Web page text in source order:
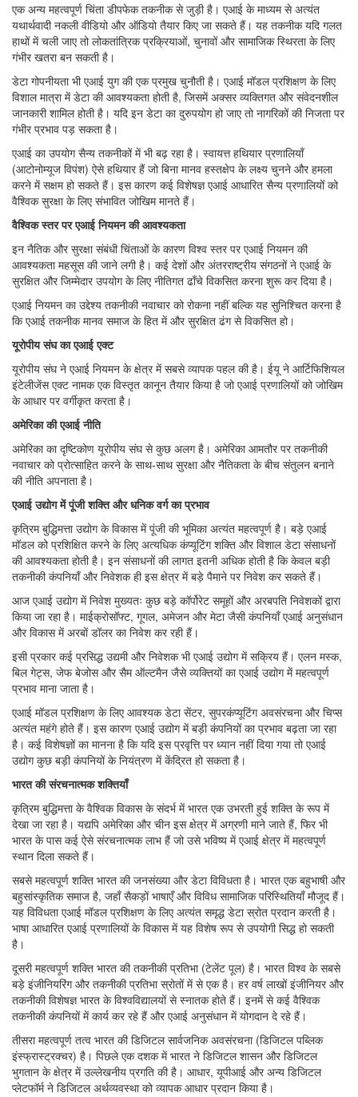
एक अन्य महत्वपूर्ण चिंता डीपफेक तकनीक से जुड़ी है। एआई के माध्यम से अत्यंत
यथार्थवादी नकली वीडियो और ऑडियो तैयार किए जा सकते हैं। यह तकनीक यदि गलत
हाथों में चली जाए तो लोकतांत्रिक प्रक्रियाओं, चुनावों और सामाजिक स्थिरता के लिए
गंभीर खतरा बन सकती है।
डेटा गोपनीयता भी एआई युग की एक प्रमुख चुनौती है। एआई मॉडल प्रशिक्षण के लिए
विशाल मात्रा में डेटा की आवश्यकता होती है, जिसमें अक्सर व्यक्तिगत और संवेदनशील
जानकारी शामिल होती है। यदि इन डेटा का दुरुपयोग हो जाए तो नागरिकों की निजता पर
गंभीर प्रभाव पड़ सकता है।
एआई का उपयोग सैन्य तकनीकों में भी बढ़ रहा है। स्वायत्त हथियार प्रणालियाँ
(आटोनोम्यूज विपंश) ऐसे हथियार हैं जो बिना मानव हस्तक्षेप के लक्ष्य चुनने और हमला
करने में सक्षम हो सकते हैं। इस कारण कई विशेषज्ञ एआई आधारित सैन्य प्रणालियों को
वैश्विक सुरक्षा के लिए संभावित जोखिम मानते हैं।
वैश्विक स्तर पर एआई नियमन की आवश्यकता
इन नैतिक और सुरक्षा संबंधी चिंताओं के कारण विश्व स्तर पर एआई नियमन की
आवश्यकता महसूस की जाने लगी है। कई देशों और अंतरराष्ट्रीय संगठनों ने एआई के
सुरक्षित और जिम्मेदार उपयोग के लिए नीतिगत ढाँचे विकसित करना शुरू कर दिया है।
एआई नियमन का उद्देश्य तकनीकी नवाचार को रोकना नहीं बल्कि यह सुनिश्चित करना है
कि एआई तकनीक मानव समाज के हित में और सुरक्षित ढंग से विकसित हो।
यूरोपीय संघ का एआई एक्ट
यूरोपीय संघ ने एआई नियमन के क्षेत्र में सबसे व्यापक पहल की है। ईयू ने आर्टिफिशियल
इंटेलीजेंस एक्ट नामक एक विस्तृत कानून तैयार किया है जो एआई प्रणालियों को जोखिम
के आधार पर वर्गीकृत करता है।
अमेरिका की एआई नीति
अमेरिका का दृष्टिकोण यूरोपीय संघ से कुछ अलग है। अमेरिका आमतौर पर तकनीकी
नवाचार को प्रोत्साहित करने के साथ-साथ सुरक्षा और नैतिकता के बीच संतुलन बनाने
की नीति अपनाता है।
एआई उद्योग में पूंजी शक्ति और धनिक वर्ग का प्रभाव
कृत्रिम बुद्धिमत्ता उद्योग के विकास में पूंजी की भूमिका अत्यंत महत्वपूर्ण है। बड़े एआई
मॉडल को प्रशिक्षित करने के लिए अत्यधिक कंप्यूटिंग शक्ति और विशाल डेटा संसाधनों
की आवश्यकता होती है। इन संसाधनों की लागत इतनी अधिक होती है कि केवल बड़ी
तकनीकी कंपनियाँ और निवेशक ही इस क्षेत्र में बड़े पैमाने पर निवेश कर सकते हैं।
आज एआई उद्योग में निवेश मुख्यतः कुछ बड़े कॉर्पोरेट समूहों और अरबपति निवेशकों द्वारा
किया जा रहा है। माईक्रोसॉफ्ट, गूगल, अमेजन और मेटा जैसी कंपनियाँ एआई अनुसंधान
और विकास में अरबों डॉलर का निवेश कर रही हैं।
इसी प्रकार कई प्रसिद्ध उद्यमी और निवेशक भी एआई उद्योग में सक्रिय हैं। एलन मस्क,
बिल गेट्स, जेफ बेजोस और सैम ऑल्टमैन जैसे व्यक्तियों का एआई उद्योग में महत्वपूर्ण
प्रभाव माना जाता है।
एआई मॉडल प्रशिक्षण के लिए आवश्यक डेटा सेंटर, सुपरकंप्यूटिंग अवसंरचना और चिप्स
अत्यंत महंगे होते हैं। इस कारण एआई उद्योग में बड़ी कंपनियों का प्रभाव बढ़ता जा रहा
है। कई विशेषज्ञों का मानना है कि यदि इस प्रवृत्ति पर ध्यान नहीं दिया गया तो एआई
उद्योग कुछ बड़ी कंपनियों के नियंत्रण में केंद्रित हो सकता है।
भारत की संरचनात्मक शक्तियाँ
कृत्रिम बुद्धिमत्ता के वैश्विक विकास के संदर्भ में भारत एक उभरती हुई शक्ति के रूप में
देखा जा रहा है। यद्यपि अमेरिका और चीन इस क्षेत्र में अग्रणी माने जाते हैं, फिर भी
भारत के पास कई ऐसे संरचनात्मक लाभ हैं जो उसे भविष्य में एआई क्षेत्र में महत्वपूर्ण
स्थान दिला सकते हैं।
सबसे महत्वपूर्ण शक्ति भारत की जनसंख्या और डेटा विविधता है। भारत एक बहुभाषी और
बहुसांस्कृतिक समाज है, जहाँ सैकड़ों भाषाएँ और विविध सामाजिक परिस्थितियाँ मौजूद हैं।
यह विविधता एआई मॉडल प्रशिक्षण के लिए अत्यंत समृद्ध डेटा स्रोत प्रदान करती है।
भाषा आधारित एआई प्रणालियों के विकास में यह विशेष रूप से उपयोगी सिद्ध हो सकती
है।
दूसरी महत्वपूर्ण शक्ति भारत की तकनीकी प्रतिभा (टेलेंट पूल) है। भारत विश्व के सबसे
बड़े इंजीनियरिंग और तकनीकी प्रतिभा स्रोतों में से एक है। हर वर्ष लाखों इंजीनियर और
तकनीकी विशेषज्ञ भारत के विश्वविद्यालयों से स्नातक होते हैं। इनमें से कई वैश्विक
तकनीकी कंपनियों में कार्य कर रहे हैं और एआई अनुसंधान में योगदान दे रहे हैं।
तीसरा महत्वपूर्ण तत्व भारत की डिजिटल सार्वजनिक अवसंरचना (डिजिटल पब्लिक
इंस्फ्रास्ट्रक्चर) है। पिछले एक दशक में भारत ने डिजिटल शासन और डिजिटल
भुगतान के क्षेत्र में उल्लेखनीय प्रगति की है। आधार, यूपीआई और अन्य डिजिटल
प्लेटफॉर्म ने डिजिटल अर्थव्यवस्था को व्यापक आधार प्रदान किया है।